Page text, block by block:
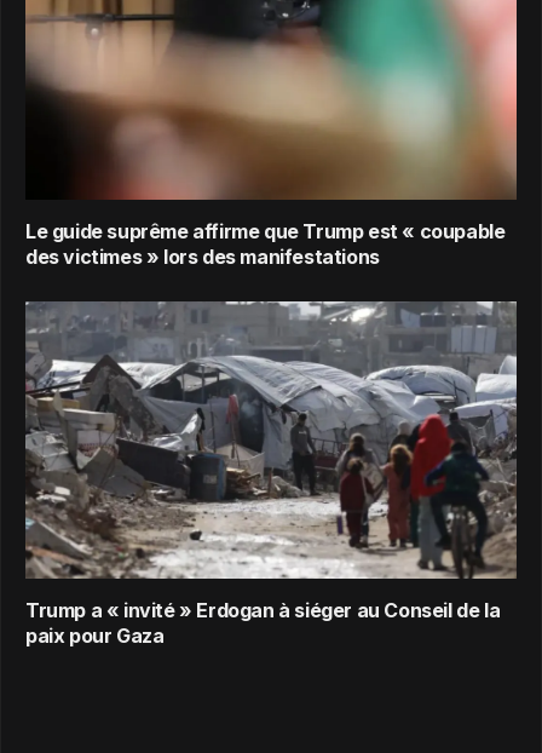
Le guide suprême affirme que Trump est « coupable
des victimes » lors des manifestations
Trump a « invité » Erdogan à siéger au Conseil de la
paix pour Gaza